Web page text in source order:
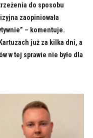
do sposobu
zaopiniowała
– komentuje.
już za kilka dni, a
w tej sprawie nie było dla